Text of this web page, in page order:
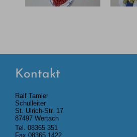
Kontakt
Ralf Tamler
Schulleiter
St. Ulrich-Str. 17
87497 Wertach
Tel. 08365 351
Fax 08365 1422